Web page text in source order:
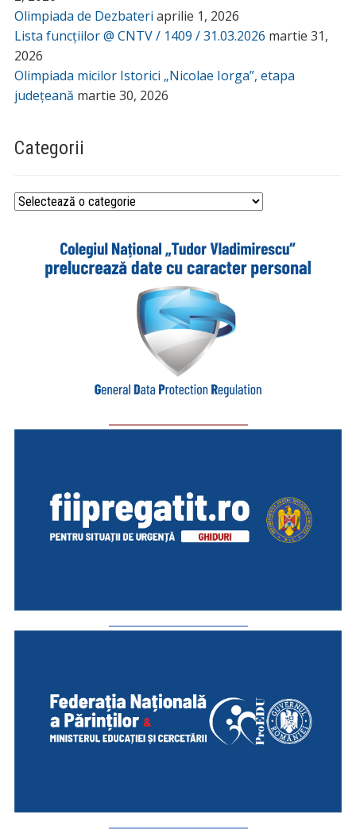
Olimpiada de Dezbateri aprilie 1, 2026
Lista funcțiilor @ CNTV / 1409 / 31.03.2026 martie 31,
2026
Olimpiada micilor Istorici „Nicolae Iorga”, etapa
județeană martie 30, 2026
Categorii
Categorii